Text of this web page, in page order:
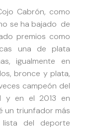
Cabrón, como
se ha bajado de
premios como
una de plata
igualmente en
bronce y plata,
campeón del
y en el 2013 en
un triunfador más
del deporte